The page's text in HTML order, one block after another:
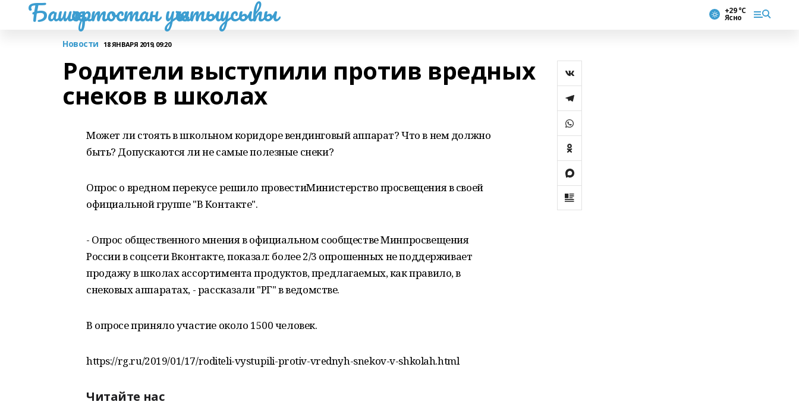
Башҡортостан уҡытыусыһы +29 °С
Ясно
Новости 18 ЯНВАРЯ 2019, 09:20
Родители выступили против вредных
снеков в школах
Может ли стоять в школьном коридоре вендинговый аппарат? Что в нем должно
быть? Допускаются ли не самые полезные снеки?
Опрос о вредном перекусе решило провестиМинистерство просвещения в своей
официальной группе "В Контакте".
- Опрос общественного мнения в официальном сообществе Минпросвещения
России в соцсети Вконтакте, показал: более 2/3 опрошенных не поддерживает
продажу в школах ассортимента продуктов, предлагаемых, как правило, в
снековых аппаратах, - рассказали "РГ" в ведомстве.
В опросе приняло участие около 1500 человек.
https://rg.ru/2019/01/17/roditeli-vystupili-protiv-vrednyh-snekov-v-shkolah.html
Читайте нас